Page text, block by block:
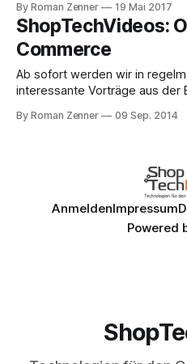
bestreiten könntet. Das Team des #commercespecial der
code.talks hat auf seinem
veröffentlicht, hier zwei Empfehlungen: In leicht
By Roman Zenner 19 Mai 2017
ShopTechVideos:
Commerce
Ab sofort werden wir in
interessante Vorträge aus der
(Mayflower GmbH), mit dem
By Roman Zenner 09 Sep. 2014
AnmeldenImpressum
Powered